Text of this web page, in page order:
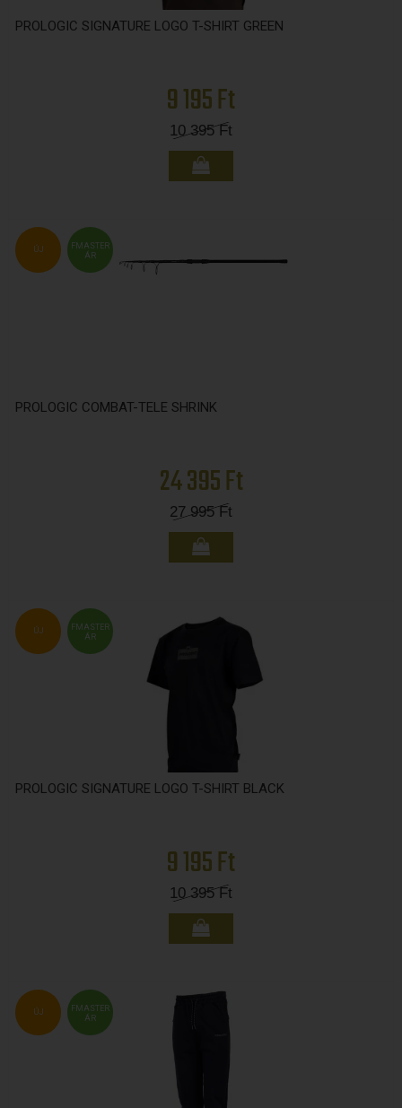
PROLOGIC SIGNATURE LOGO T-SHIRT GREEN
9 195 Ft
10 395Ft
FMASTER
ÁR
ÚJ
PROLOGIC COMBAT-TELE SHRINK
24 395 Ft
27 995Ft
FMASTER
ÁR
ÚJ
PROLOGIC SIGNATURE LOGO T-SHIRT BLACK
9 195 Ft
10 395Ft
FMASTER
ÁR
ÚJ